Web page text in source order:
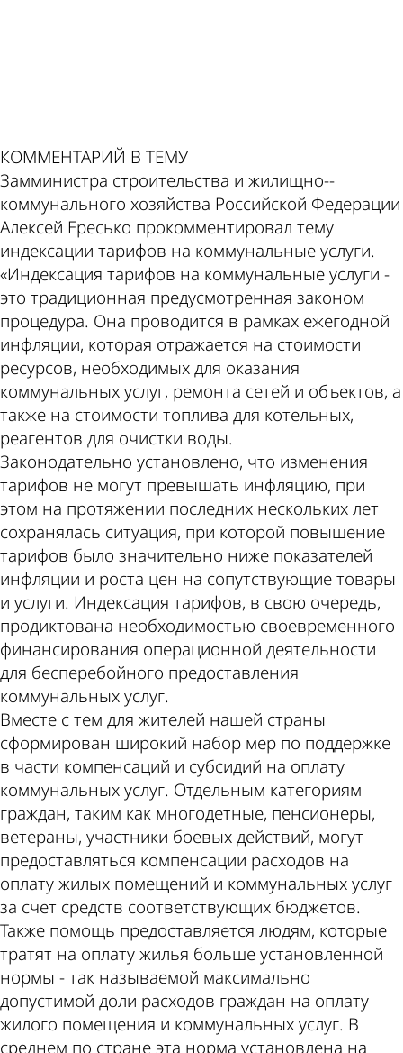
КОММЕНТАРИЙ В ТЕМУ
Замминистра строительства и жилищно-­
коммунального хозяйства Российской Федерации
Алексей Ересько прокомментировал тему
индексации тарифов на коммунальные услуги.
«Индексация тарифов на коммунальные услуги -
это традиционная предусмотренная законом
процедура. Она проводится в рамках ежегодной
инфляции, которая отражается на стоимости
ресурсов, необходимых для оказания
коммунальных услуг, ремонта сетей и объектов, а
также на стоимости топлива для котельных,
реагентов для очистки воды.
Законодательно установлено, что изменения
тарифов не могут превышать инфляцию, при
этом на протяжении последних нескольких лет
сохранялась ситуация, при которой повышение
тарифов было значительно ниже показателей
инфляции и роста цен на сопутствующие товары
и услуги. Индексация тарифов, в свою очередь,
продиктована необходимостью своевременного
финансирования операционной деятельности
для бесперебойного предоставления
коммунальных услуг.
Вместе с тем для жителей нашей страны
сформирован широкий набор мер по поддержке
в части компенсаций и субсидий на оплату
коммунальных услуг. Отдельным категориям
граждан, таким как многодетные, пенсионеры,
ветераны, участники боевых действий, могут
предоставляться компенсации расходов на
оплату жилых помещений и коммунальных услуг
за счет средств соответствующих бюджетов.
Также помощь предоставляется людям, которые
тратят на оплату жилья больше установленной
нормы - так называемой максимально
допустимой доли расходов граждан на оплату
жилого помещения и коммунальных услуг. В
среднем по стране эта норма установлена на